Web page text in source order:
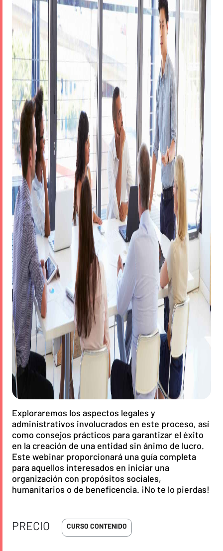
Exploraremos los aspectos legales y
administrativos involucrados en este proceso, así
como consejos prácticos para garantizar el éxito
en la creación de una entidad sin ánimo de lucro.
Este webinar proporcionará una guía completa
para aquellos interesados en iniciar una
organización con propósitos sociales,
humanitarios o de beneficencia. ¡No te lo pierdas!
PRECIO CURSO CONTENIDO